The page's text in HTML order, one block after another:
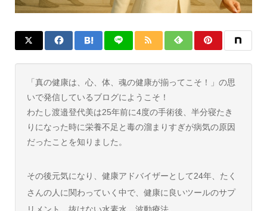
「真の健康は、心、体、魂の健康が揃ってこそ！」の思
いで発信しているブログにようこそ！
わたし渡邉登代美は25年前に4度の手術後、半分寝たき
りになった時に栄養不足と毒の溜まりすぎが病気の原因
だったことを知りました。
その後元気になり、健康アドバイザーとして24年、たく
さんの人に関わっていく中で、健康に良いツールのサプ